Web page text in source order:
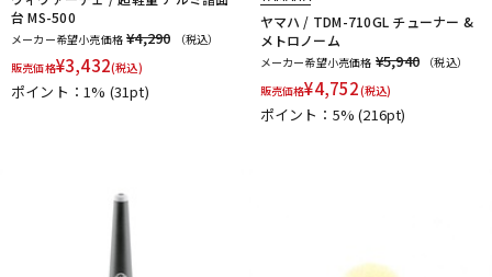
台 MS-500
メーカー希望小売価格 ¥4,290
（税込）
販売価格¥3,432(税込)
ポイント：1% (31pt)
ヤマハ / TDM-710GL チューナー &
メトロノーム
メーカー希望小売価格 ¥5,940
（税込）
販売価格¥4,752(税込)
ポイント：5%(216pt)